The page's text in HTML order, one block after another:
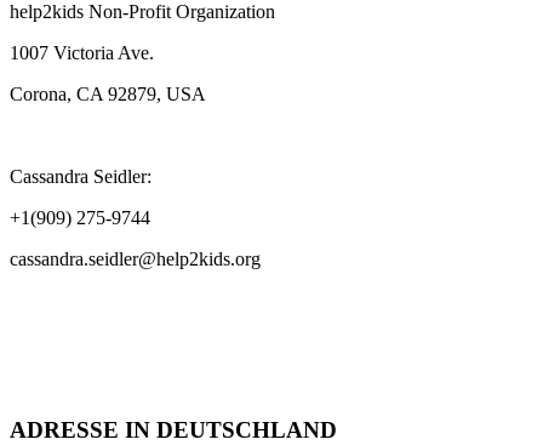
help2kids Non-Profit Organization
1007 Victoria Ave.
Corona, CA 92879, USA
Cassandra Seidler:
+1(909) 275-9744
cassandra.seidler@help2kids.org
ADRESSE IN DEUTSCHLAND